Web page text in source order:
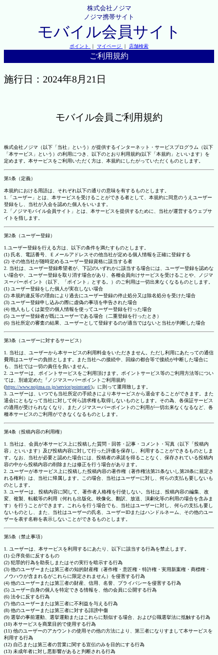
株式会社ノジマ
ノジマ携帯サイト
モバイル会員サイト
ポイント ｜ マイページ ｜ 店舗検索
ご利用規約
施行日：2024年8月21日
モバイル会員ご利用規約
株式会社ノジマ（以下「当社」という）が提供するインターネット・サービスプログラム（以下
「本サービス」という）の利用につき、以下のとおり利用規約(以下「本規約」といいます）を
定めます。本サービスをご利用いただく方は、本規約にしたがっていただくものとします。
第1条（定義）
本規約における用語は、それぞれ以下の通りの意味を有するものとします。
1.「ユーザー」とは、本サービスを受けることができる者として、本規約に同意のうえユーザー
登録をし、当社が入会を認めた個人をいいます。
2.「ノジマモバイル会員サイト」とは、本サービスを提供するために、当社が運営するウェブサ
イトを指します。
第2条（ユーザー登録）
1.ユーザー登録を行える方は、以下の条件を満たすものとします。
(1) 氏名、電話番号、Ｅメールアドレスその他当社が定める個人情報を正確に登録する
(2) その他当社が随時定めるユーザー登録資格に該当する者
2. 当社は、ユーザー登録希望者が、下記のいずれかに該当する場合には、ユーザー登録を認めな
い場合や、ユーザー登録を取り消す場合があり、各種会員向けサービスを受けることや、ノジマ
スーパーポイント（以下、「ポイント」とする。）のご利用は一切出来なくなるものとします。
(1) ユーザー登録をした個人が実在しない場合
(2) 本規約違反等の理由により過去にユーザー登録の停止処分又は除名処分を受けた場合
(3) ユーザー登録申し込みの際に虚偽の事項を申告された場合
(4) 他人もしくは架空の個人情報を使ってユーザー登録を行った場合
(5) ユーザー登録者が既にユーザーである場合（二重登録を行ったとき）
(6) 当社所定の審査の結果、ユーザーとして登録するのが適当ではないと当社が判断した場合
第3条（ユーザーに対するサービス）
1. 当社は、ユーザーから本サービスの利用料金をいただきません。ただし利用にあたっての通信
費用はユーザーの負担とします。また当社への接続中、回線の都合等で接続が中断した場合に
も、当社では一切の責任を負いません。
2. ユーザーは、ポイントサービスをご利用頂けます。ポイントサービス等のご利用方法等につい
ては、別途定めた『ノジマスーパーポイントご利用規約
(https://www.nojima.co.jp/service/pointcard/)』に則って運用致します。
3. ユーザーは、いつでも当社所定の手続きにより本サービスから退会することができます。また
退会にともなって当社に対して何ら請求権も取得しないものとします。その為、各保証サービス
の適用が受けられなくなり、またノジマスーパーポイントのご利用が一切出来なくなるなど、各
種本サービスのご利用ができなくなるものとします。
第4条（投稿内容の利用権）
1. 当社は、会員が本サービス上に投稿した質問・回答・記事・コメント・写真（以下「投稿内
容」といいます）及び投稿内容に対して行った評価を保存し、利用することができるものとしま
す。なお、当社が必要と認めた場合には、投稿者の承諾を得ることなく、保存されている投稿内
容の中から投稿内容の削除または修正を行う場合があります。
2. ユーザーが本サービス上に投稿した投稿内容の著作権（著作権法第21条ないし第28条に規定さ
れる権利）は、当社に帰属します。この場合、当社はユーザーに対し、何らの支払も要しないも
のとします。
3. ユーザーは、投稿内容に関して、著作者人格権を行使しない。当社は、投稿内容の編集、改
変、複製、転載等の利用（何れも出版化、映像化、翻訳、放送、演劇化等の利用の場合を含みま
す）を行うことができます。これらを行う場合でも、当社はユーザーに対し、何らの支払も要し
ないものとし、また、当社はユーザーの氏名、ユーザーIDまたはハンドルネーム、その他のユー
ザーを表す名称を表示しないことができるものとします。
第5条（禁止事項）
1. ユーザーは、本サービスを利用するにあたり、以下に該当する行為を禁止します。
(1) 公序良俗に反するもの
(2) 犯罪的行為を助長しまたはその実行を暗示する行為
(3) 他のユーザーまたは第三者の知的財産権（著作権・意匠権・特許権・実用新案権・商標権・
ノウハウが含まれるがこれらに限定されません）を侵害する行為
(4) 他のユーザーまたは第三者の財産、信用、名誉、プライバシーを侵害する行為
(5) ユーザー自身の個人を特定できる情報を、他の会員に公開する行為
(6) 法令に反する行為
(7) 他のユーザーまたは第三者に不利益を与える行為
(8) 他のユーザーまたは第三者に対する誹謗中傷
(9) 選挙の事前運動、選挙運動またはこれらに類似する場合、および公職選挙法に抵触する行為
(10) 本サービスを商業目的で使用する行為
(11) 他のユーザーのアカウントの使用その他の方法により、第三者になりすまして本サービスを
利用する行為
(12) 自己または第三者の営業に関する宣伝のみを目的にする行為
(13) 未成年者に対し悪影響があると判断される行為